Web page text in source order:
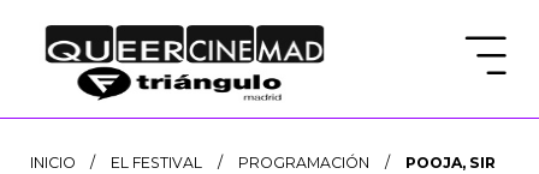
INICIO / EL FESTIVAL / PROGRAMACIÓN / POOJA, SIR